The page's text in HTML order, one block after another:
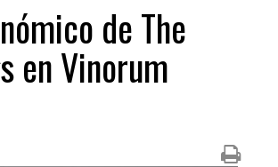
de The
en Vinorum